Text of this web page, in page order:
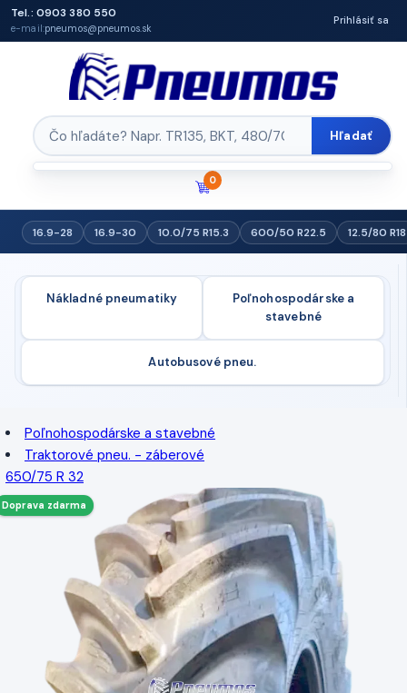
Tel.: 0903 380 550
e-mail:pneumos@pneumos.sk
Prihlásiť sa
Hľadať
0
16.9-28 16.9-30 10.0/75 R15.3 600/50 R22.5 12.5/80 R18
Nákladné pneumatiky
Poľnohospodárske a
stavebné
Autobusové pneu.
Poľnohospodárske a stavebné
Traktorové pneu. - záberové
650/75 R 32
Doprava zdarma